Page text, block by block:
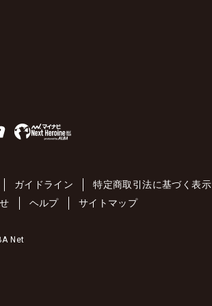
ガイドライン
特定商取引法に基づく表示
ヘルプ サイトマップ
Net